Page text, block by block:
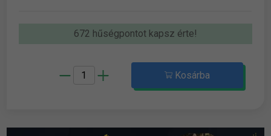
672 hűségpontot kapsz érte!
Kosárba